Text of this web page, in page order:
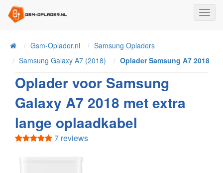
HomeGsm-Oplader.nl
Samsung Opladers
Samsung Galaxy A7 (2018)
Oplader Samsung A7 2018
Oplader voor Samsung
Galaxy A7 2018 met extra
lange oplaadkabel
7 reviews